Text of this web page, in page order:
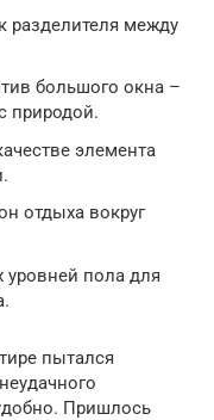
разделителя между
большого окна –
природой.
элемента
отдыха вокруг
пола для
пытался
Пришлось